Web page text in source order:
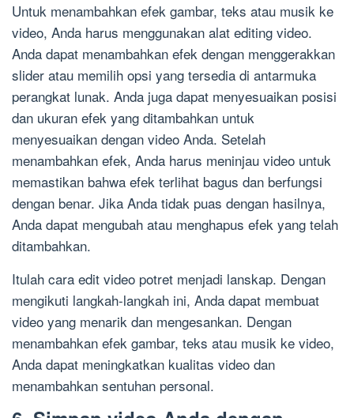
Untuk menambahkan efek gambar, teks atau musik ke
video, Anda harus menggunakan alat editing video.
Anda dapat menambahkan efek dengan menggerakkan
slider atau memilih opsi yang tersedia di antarmuka
perangkat lunak. Anda juga dapat menyesuaikan posisi
dan ukuran efek yang ditambahkan untuk
menyesuaikan dengan video Anda. Setelah
menambahkan efek, Anda harus meninjau video untuk
memastikan bahwa efek terlihat bagus dan berfungsi
dengan benar. Jika Anda tidak puas dengan hasilnya,
Anda dapat mengubah atau menghapus efek yang telah
ditambahkan.
Itulah cara edit video potret menjadi lanskap. Dengan
mengikuti langkah-langkah ini, Anda dapat membuat
video yang menarik dan mengesankan. Dengan
menambahkan efek gambar, teks atau musik ke video,
Anda dapat meningkatkan kualitas video dan
menambahkan sentuhan personal.